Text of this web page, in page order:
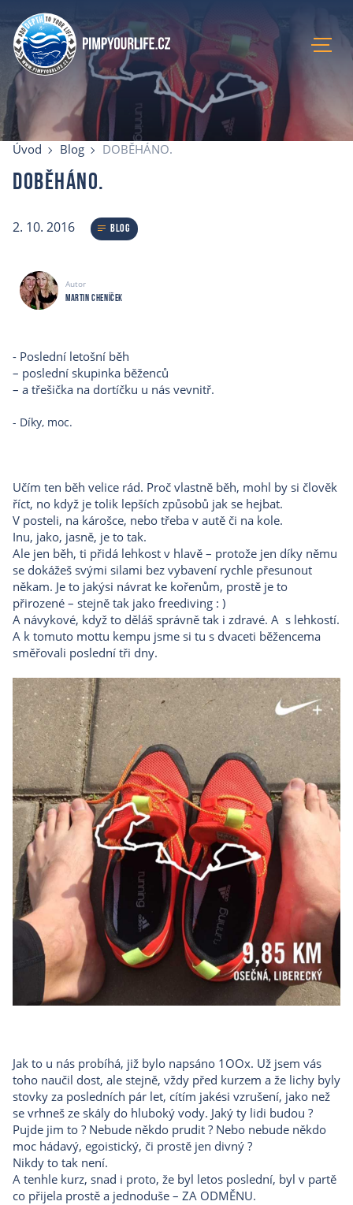
Úvod
Aktuální kurzy
Lokace
Úvod Blog DOBĚHÁNO.
DOBĚHÁNO.
2. 10. 2016 Blog
Autor
Martin Cheníček
- Poslední letošní běh
– poslední skupinka běženců
– a třešička na dortíčku u nás vevnitř.
- Díky, moc.
Učím ten běh velice rád. Proč vlastně běh, mohl by si člověk
říct, no když je tolik lepších způsobů jak se hejbat.
V posteli, na károšce, nebo třeba v autě či na kole.
Inu, jako, jasně, je to tak.
Ale jen běh, ti přidá lehkost v hlavě – protože jen díky němu
se dokážeš svými silami bez vybavení rychle přesunout
někam. Je to jakýsi návrat ke kořenům, prostě je to
přirozené – stejně tak jako freediving : )
A návykové, když to děláš správně tak i zdravé. A s lehkostí.
A k tomuto mottu kempu jsme si tu s dvaceti běžencema
směřovali poslední tři dny.
Jak to u nás probíhá, již bylo napsáno 1OOx. Už jsem vás
toho naučil dost, ale stejně, vždy před kurzem a že lichy byly
stovky za posledních pár let, cítím jakési vzrušení, jako než
se vrhneš ze skály do hluboký vody. Jaký ty lidi budou ?
Pujde jim to ? Nebude někdo prudit ? Nebo nebude někdo
moc hádavý, egoistický, či prostě jen divný ?
Nikdy to tak není.
A tenhle kurz, snad i proto, že byl letos poslední, byl v partě
co přijela prostě a jednoduše – ZA ODMĚNU.